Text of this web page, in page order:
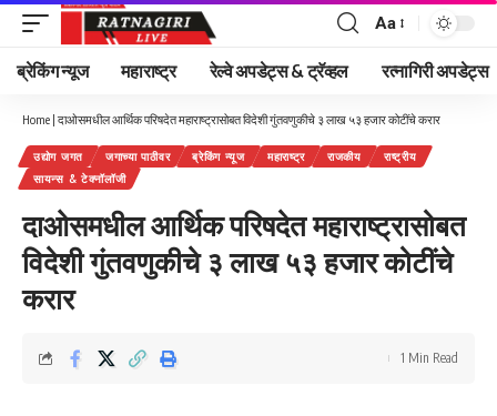
Font
Resizer
Aa
ब्रेकिंग न्यूज महाराष्ट्र रेल्वे अपडेट्स & ट्रॅव्हल रत्नागिरी अपडेट्स
Home | दाओसमधील आर्थिक परिषदेत महाराष्ट्रासोबत विदेशी गुंतवणुकीचे ३ लाख ५३ हजार कोटींचे करार
उद्योग जगत जगाच्या पाठीवर ब्रेकिंग न्यूज महाराष्ट्र राजकीय
राष्ट्रीय
सायन्स & टेक्नॉलॉजी
दाओसमधील आर्थिक परिषदेत महाराष्ट्रासोबत
विदेशी गुंतवणुकीचे ३ लाख ५३ हजार कोटींचे
करार
1 Min Read